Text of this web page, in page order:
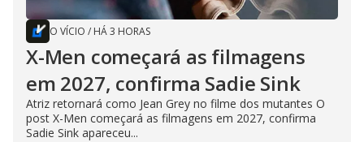
O VÍCIO / HÁ 3 HORAS
X-Men começará as filmagens
em 2027, confirma Sadie Sink
Atriz retornará como Jean Grey no filme dos mutantes O
post X-Men começará as filmagens em 2027, confirma
Sadie Sink apareceu...